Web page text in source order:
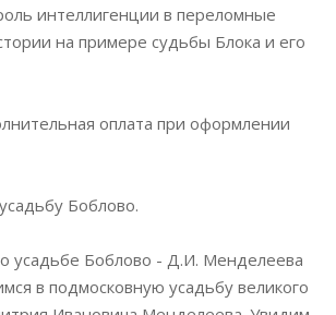
интеллигенции в переломные
на примере судьбы Блока и его
оплата при оформлении
Боблово.
усадьбе Боблово - Д.И. Менделеева
в подмосковную усадьбу великого